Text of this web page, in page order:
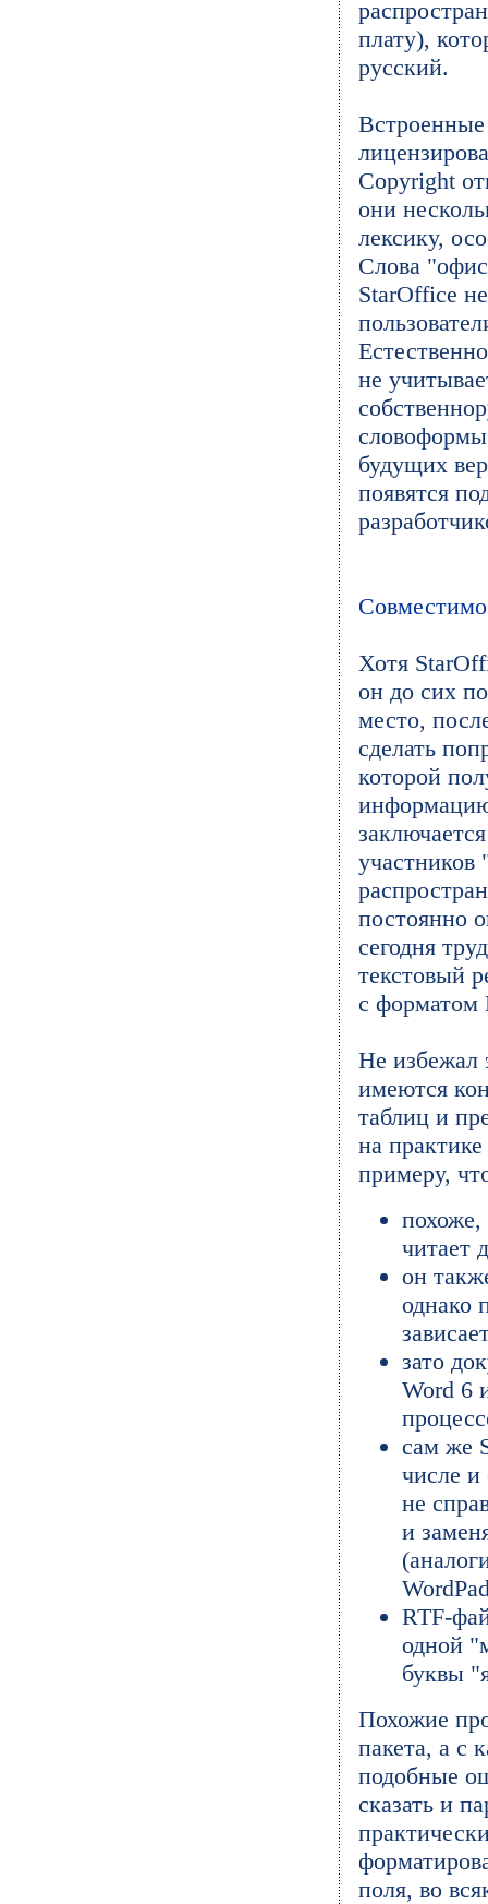
плату),
русский.
Copyright
они
лексику,
Слова
StarOffice
не
будущих
появятся
Хотя
он до сих
место,
сделать
которой
участников
постоянно
сегодня
текстовый
с форматом
Не избежал
имеются
таблиц и
на
примеру,
похоже,
читает
он
однако
зато
Word 6
сам же
числе
не
и
RTF-
одной
буквы
Похожие
пакета, а с
подобные
сказать и
поля, во